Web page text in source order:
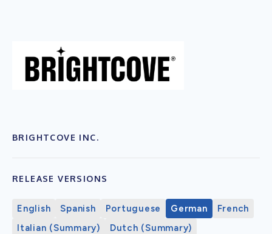
BRIGHTCOVE INC.
RELEASE VERSIONS
English Spanish Portuguese German
French
Italian (Summary)
Dutch (Summary)